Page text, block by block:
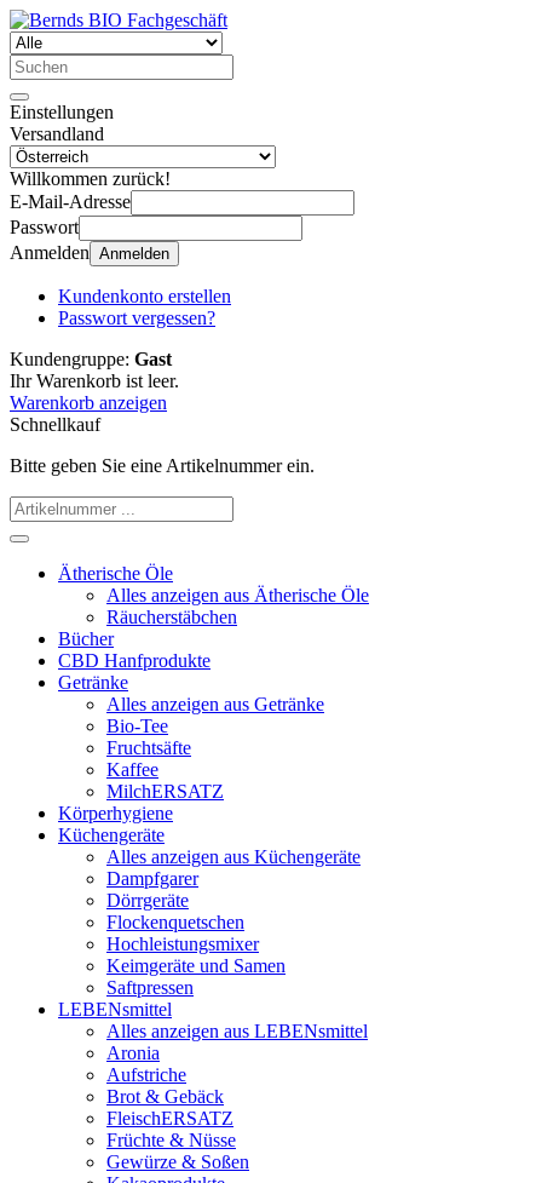
Einstellungen
Versandland
Willkommen zurück!
E-Mail-Adresse
Passwort
Anmelden Anmelden
Kundenkonto erstellen
Passwort vergessen?
Kundengruppe: Gast
Ihr Warenkorb ist leer.
Warenkorb anzeigen
Schnellkauf
Bitte geben Sie eine Artikelnummer ein.
Ätherische Öle
Alles anzeigen aus Ätherische Öle
Räucherstäbchen
Bücher
CBD Hanfprodukte
Getränke
Alles anzeigen aus Getränke
Bio-Tee
Fruchtsäfte
Kaffee
MilchERSATZ
Körperhygiene
Küchengeräte
Alles anzeigen aus Küchengeräte
Dampfgarer
Dörrgeräte
Flockenquetschen
Hochleistungsmixer
Keimgeräte und Samen
Saftpressen
LEBENsmittel
Alles anzeigen aus LEBENsmittel
Aronia
Aufstriche
Brot & Gebäck
FleischERSATZ
Früchte & Nüsse
Gewürze & Soßen